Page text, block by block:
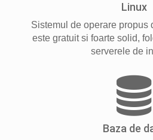
Linux
Sistemul de operare propus
este gratuit si foarte solid,
serverele de
Baza de